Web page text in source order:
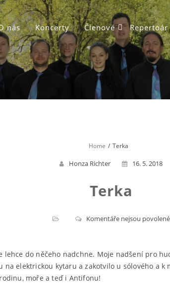
nás Koncerty Členové Repertoár
Home Terka
Honza Richter 16. 5. 2018
Terka
Komentáře nejsou povolenéu
lehce do něčeho nadchne. Moje nadšení pro
elektrickou kytaru a zakotvilo u sólového a
moře a teď i Antifonu!